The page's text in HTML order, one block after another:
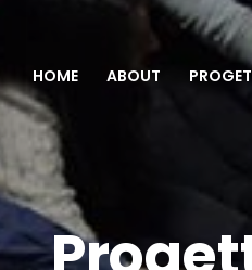
HOME ABOUT